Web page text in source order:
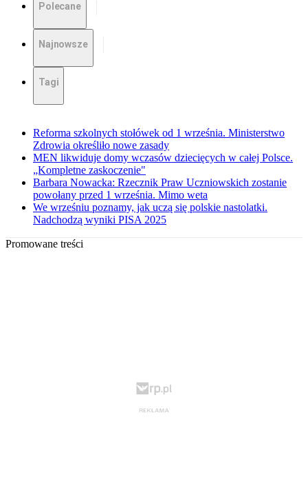
Polecane
Najnowsze
Tagi
Reforma szkolnych stołówek od 1 września. Ministerstwo
Zdrowia określiło nowe zasady
MEN likwiduje domy wczasów dziecięcych w całej Polsce.
„Kompletne zaskoczenie"
Barbara Nowacka: Rzecznik Praw Uczniowskich zostanie
powołany przed 1 września. Mimo weta
We wrześniu poznamy, jak uczą się polskie nastolatki.
Nadchodzą wyniki PISA 2025
Promowane treści